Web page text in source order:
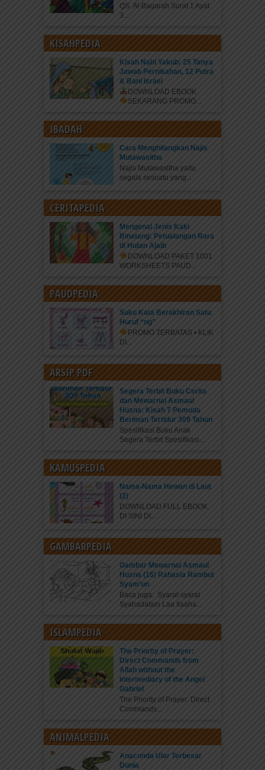
QS. Al-Baqarah Surat 1 Ayat
3...
KISAHPEDIA
Kisah Nabi Yakub: 25 Tanya
Jawab Pernikahan, 12 Putra
& Bani Israel
DOWNLOAD EBOOK
SEKARANG PROMO...
IBADAH
Cara Menghilangkan Najis
Mutawasitha
Najis Mutawasitha yaitu
segala sesuatu yang...
CERITAPEDIA
Mengenal Jenis Kaki
Binatang: Petualangan Rara
di Hutan Ajaib
DOWNLOAD PAKET 1001
WORKSHEETS PAUD...
PAUDPEDIA
Suku Kata Berakhiran Satu
Huruf “ng”
PROMO TERBATAS • KLIK
DI...
ARSIP PDF
Segera Terbit Buku Cerita
dan Mewarnai Asmaul
Husna: Kisah 7 Pemuda
Beriman Tertidur 309 Tahun
Spesifikasi Buku Anak
Segera Terbit Spesifikasi...
KAMUSPEDIA
Nama-Nama Hewan di Laut
(2)
DOWNLOAD FULL EBOOK
DI SINI DI...
GAMBARPEDIA
Gambar Mewarnai Asmaul
Husna (16) Rahasia Rambut
Syam’un
Baca juga: Syarat-syarat
Syahadatain Laa Ilaaha...
ISLAMPEDIA
The Priority of Prayer:
Direct Commands from
Allah without the
Intermediary of the Angel
Gabriel
The Priority of Prayer: Direct
Commands...
ANIMALPEDIA
Anaconda Ular Terbesar
Dunia